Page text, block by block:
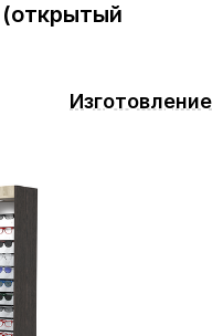
Изготовление